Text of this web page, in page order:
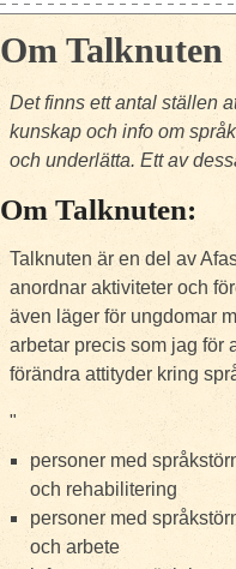
Om Talknuten
Det finns ett antal ställen
kunskap och info om
och underlätta. Ett av
Om Talknuten:
Talknuten är en del av
anordnar aktiviteter och
även läger för ungdomar
arbetar precis som jag för
förändra attityder kring
"
personer med
och rehabilitering
personer med
och arbete